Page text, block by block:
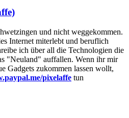
und nicht weggekommen.
Internet miterlebt und beruflich
ich über all die Technologien die
"Neuland" auffallen. Wenn ihr mir
Gadgets zukommen lassen wollt,
pixelaffe tun